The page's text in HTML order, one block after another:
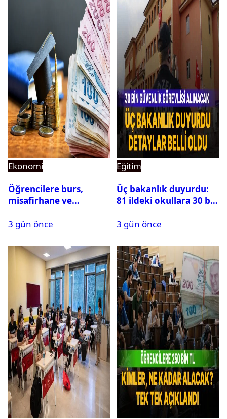
Ekonomi
Öğrencilere burs,
misafirhane ve
Başvurular başladı
3 gün önce
Eğitim
Üç bakanlık duyurdu:
81 ildeki okullara 30 bin
alınacak
3 gün önce